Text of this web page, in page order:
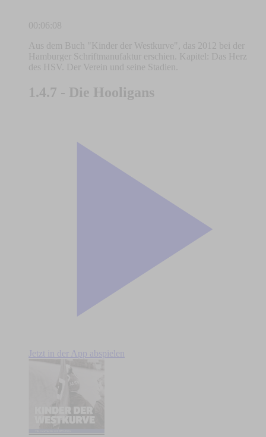
00:06:08
Aus dem Buch "Kinder der Westkurve", das 2012 bei der
Hamburger Schriftmanufaktur erschien. Kapitel: Das Herz
des HSV. Der Verein und seine Stadien.
1.4.7 - Die Hooligans
Jetzt in der App abspielen